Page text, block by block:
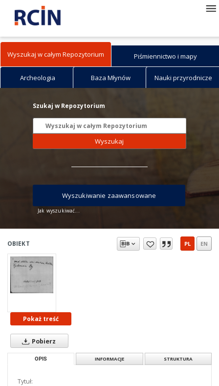
Wyszukaj w całym Repozytorium Piśmiennictwo i mapy
Archeologia Baza Młynów Nauki przyrodnicze
Szukaj w Repozytorium
Wyszukaj
Jak wyszukiwać...
Wyszukiwanie zaawansowane
OBIEKT PL EN
Pokaż treść
Pobierz
OPIS INFORMACJE STRUKTURA
Tytuł: